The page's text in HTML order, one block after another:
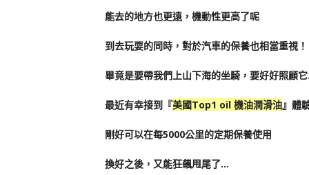
能去的地方也更遠，機動性更高了呢
到去玩耍的同時，對於汽車的保養也相當重視！
畢竟是要帶我們上山下海的坐騎，要好好照顧
最近有幸接到『美國Top1 oil 機油潤滑油』 體
剛好可以在每5000公里的定期保養使用
換好之後，又能狂飆甩尾了…